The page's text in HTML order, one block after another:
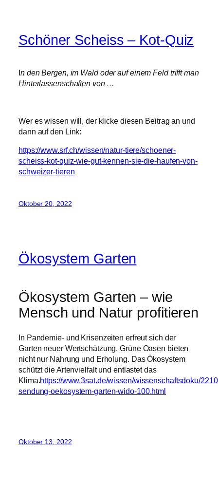
Schöner Scheiss – Kot-Quiz
In den Bergen, im Wald oder auf einem Feld trifft man
Hinterlassenschaften von …
Wer es wissen will, der klicke diesen Beitrag an und
dann auf den Link:
https://www.srf.ch/wissen/natur-tiere/schoener-
scheiss-kot-quiz-wie-gut-kennen-sie-die-haufen-von-
schweizer-tieren
Oktober 20, 2022
Ökosystem Garten
Ökosystem Garten – wie
Mensch und Natur profitieren
In Pandemie- und Krisenzeiten erfreut sich der
Garten neuer Wertschätzung. Grüne Oasen bieten
nicht nur Nahrung und Erholung. Das Ökosystem
schützt die Artenvielfalt und entlastet das
Klima.https://www.3sat.de/wissen/wissenschaftsdoku/
sendung-oekosystem-garten-wido-100.html
Oktober 13, 2022